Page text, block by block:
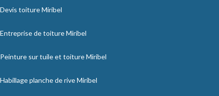
Devis toiture Miribel
Entreprise de toiture Miribel
Peinture sur tuile et toiture Miribel
Habillage planche de rive Miribel